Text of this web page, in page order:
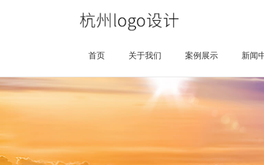
首页 关于我们 案例展示 新闻